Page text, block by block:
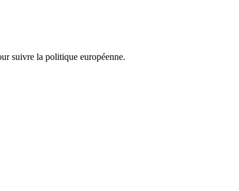
suivre la politique européenne.